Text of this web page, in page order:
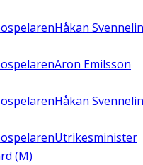
Håkan
Aron Emilsson
Håkan
Utrikesminister
(M)